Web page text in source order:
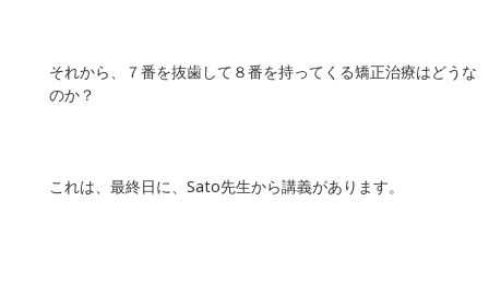
それから、７番を抜歯して８番を持ってくる矯正治療はどうな
のか？
これは、最終日に、Sato先生から講義があります。